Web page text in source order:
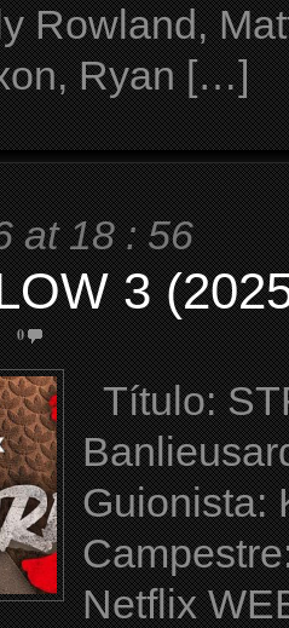
Rowland,
Ryan […]
at 18 : 56
3
0
Título:
Guionista:
Netflix